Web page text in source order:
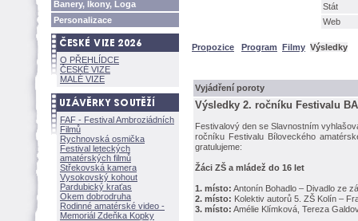
Banery, Ikony, Loga
Personalizace
O PŘEHLÍDCE
ČESKÉ VIZE
MALÉ VIZE
FAF - Festival Ambroziádních
Filmů
Rychnovská osmička
Festival leteckých
amatérských filmů
Střekovská kamera
Vysokovský kohout
Pardubický kraťas
Okem dobrodruha
Rodinné amatérské video -
Memoriál Zdeňka Kopky
Stát
Web
Propozice Program Filmy Výsledky
Vyjádření poroty
Výsledky 2. ročníku Festivalu
Festivalový den se Slavnostním
ročníku Festivalu Bíloveckého
gratulujeme:
ci ZŠ a mládež do 16 let
1. místo: Antonín Bohadlo – Divadlo ze
2. místo: Kolektiv autorů 5. ZŠ Kolín –
3. místo: Amélie Klímková, Tereza